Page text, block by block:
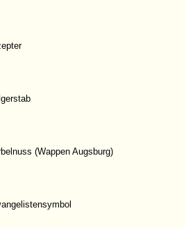
(Wappen Augsburg)